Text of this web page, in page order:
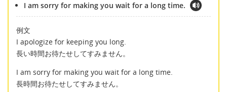
I am sorry for making you wait for a long time.
例文
I apologize for keeping you long.
長い時間お待たせしてすみません。
I am sorry for making you wait for a long time.
長時間お待たせしてすみません。